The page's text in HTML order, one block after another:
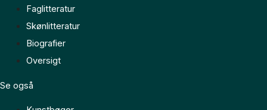
Faglitteratur
Skønlitteratur
Biografier
Oversigt
Se også